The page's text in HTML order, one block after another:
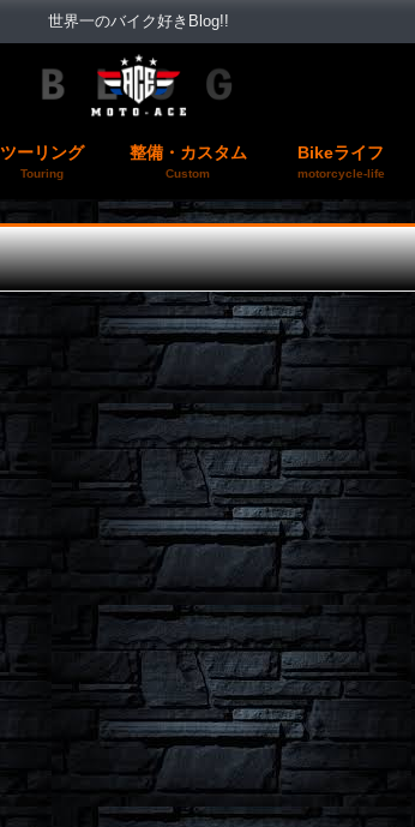
世界一のバイク好きBlog!!
ツーリング
Touring
整備・カスタム
Custom
Bikeライフ
motorcycle-life